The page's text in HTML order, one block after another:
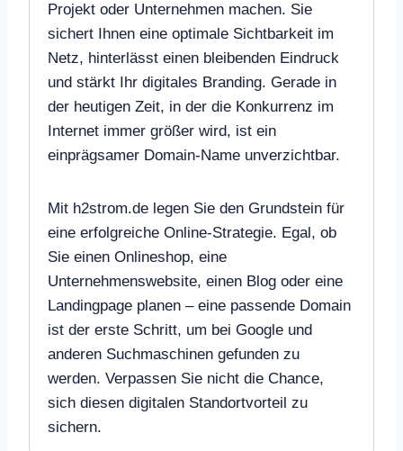
Projekt oder Unternehmen machen. Sie
sichert Ihnen eine optimale Sichtbarkeit im
Netz, hinterlässt einen bleibenden Eindruck
und stärkt Ihr digitales Branding. Gerade in
der heutigen Zeit, in der die Konkurrenz im
Internet immer größer wird, ist ein
einprägsamer Domain-Name unverzichtbar.
Mit h2strom.de legen Sie den Grundstein für
eine erfolgreiche Online-Strategie. Egal, ob
Sie einen Onlineshop, eine
Unternehmenswebsite, einen Blog oder eine
Landingpage planen – eine passende Domain
ist der erste Schritt, um bei Google und
anderen Suchmaschinen gefunden zu
werden. Verpassen Sie nicht die Chance,
sich diesen digitalen Standortvorteil zu
sichern.